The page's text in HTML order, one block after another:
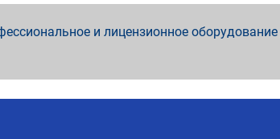
и лицензионное